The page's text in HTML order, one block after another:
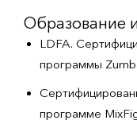
Образование
LDFA.
программы
программе